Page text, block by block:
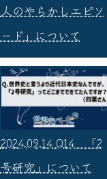
人のやらかしエピソ
ード」について
2024.09.14Q14 「2
号研究」について